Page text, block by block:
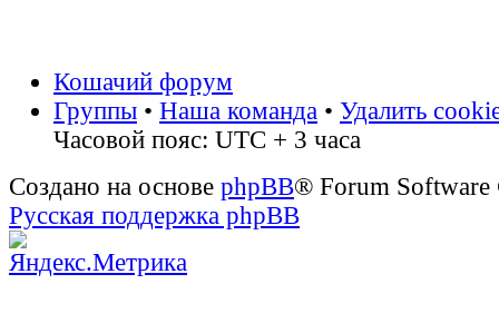
Кошачий форум
Группы • Наша команда • Удалить
Часовой пояс: UTC + 3 часа
Создано на основе phpBB® Forum
Русская поддержка phpBB